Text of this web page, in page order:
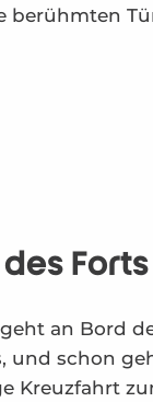
berühmten
Forts
an Bord
und schon
Kreuzfahrt